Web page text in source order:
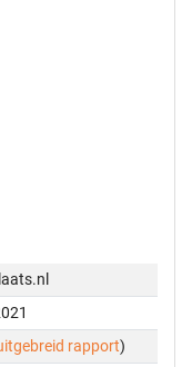
rapport)